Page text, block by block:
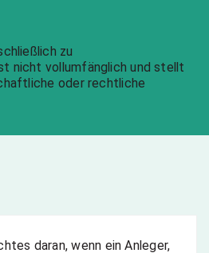
zu
nicht vollumfänglich und stellt
oder rechtliche
daran, wenn ein Anleger,